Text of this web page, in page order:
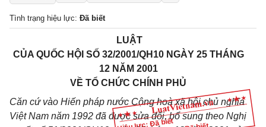
Tình trạng hiệu lực: Đã biết
LUẬT
CỦA QUỐC HỘI SỐ 32/2001/QH10 NGÀY 25 THÁNG
12 NĂM 2001
VỀ TỔ CHỨC CHÍNH PHỦ
Căn cứ vào Hiến pháp nước Cộng hoà xã hội chủ nghĩa
Việt Nam năm 1992 đã được sửa đổi, bổ sung theo Nghị